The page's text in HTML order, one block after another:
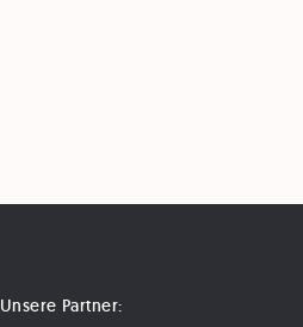
Unsere Partner: